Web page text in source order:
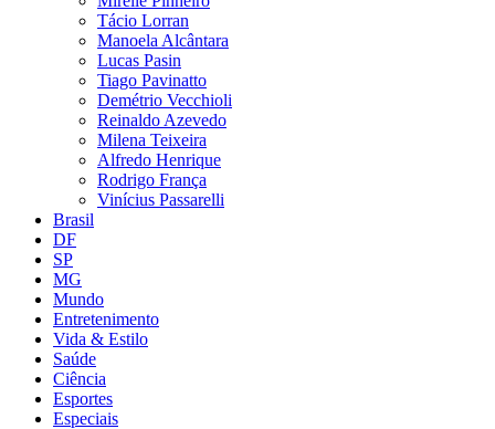
Tácio Lorran
Manoela Alcântara
Lucas Pasin
Tiago Pavinatto
Demétrio Vecchioli
Reinaldo Azevedo
Milena Teixeira
Alfredo Henrique
Rodrigo França
Vinícius Passarelli
Brasil
DF
SP
MG
Mundo
Entretenimento
Vida & Estilo
Saúde
Ciência
Esportes
Especiais